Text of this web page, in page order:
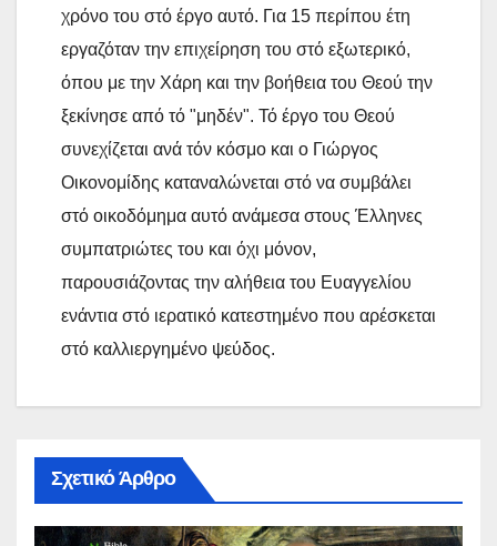
χρόνο του στό έργο αυτό. Για 15 περίπου έτη
εργαζόταν την επιχείρηση του στό εξωτερικό,
όπου με την Χάρη και την βοήθεια του Θεού την
ξεκίνησε από τό "μηδέν". Τό έργο του Θεού
συνεχίζεται ανά τόν κόσμο και ο Γιώργος
Οικονομίδης καταναλώνεται στό να συμβάλει
στό οικοδόμημα αυτό ανάμεσα στους Έλληνες
συμπατριώτες του και όχι μόνον,
παρουσιάζοντας την αλήθεια του Ευαγγελίου
ενάντια στό ιερατικό κατεστημένο που αρέσκεται
στό καλλιεργημένο ψεύδος.
Σχετικό Άρθρο